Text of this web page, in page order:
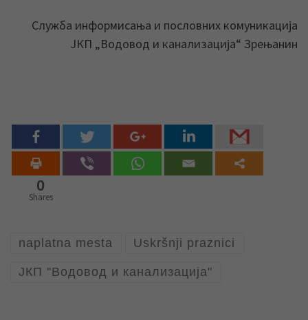
Служба информисања и пословних комуникација
ЈКП „Водовод и канализација“ Зрењанин
0
Shares
naplatna mesta Uskršnji praznici
ЈКП "Водовод и канализација"